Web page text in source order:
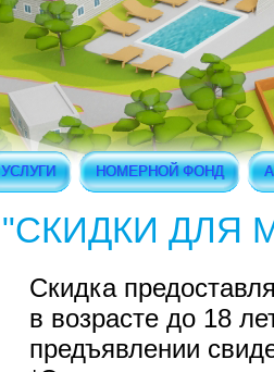
УСЛУГИ НОМЕРНОЙ ФОНД
"СКИДКИ ДЛЯ
Скидка
в возрасте до 18
предъявлении